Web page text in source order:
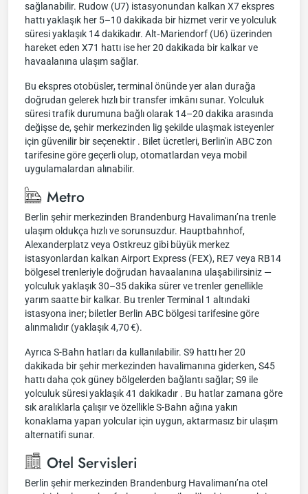
sağlanabilir. Rudow (U7) istasyonundan kalkan X7 ekspres
hattı yaklaşık her 5–10 dakikada bir hizmet verir ve yolculuk
süresi yaklaşık 14 dakikadır. Alt‑Mariendorf (U6) üzerinden
hareket eden X71 hattı ise her 20 dakikada bir kalkar ve
havaalanına ulaşım sağlar.
Bu ekspres otobüsler, terminal önünde yer alan durağa
doğrudan gelerek hızlı bir transfer imkânı sunar. Yolculuk
süresi trafik durumuna bağlı olarak 14–20 dakika arasında
değişse de, şehir merkezinden lig şekilde ulaşmak isteyenler
için güvenilir bir seçenektir . Bilet ücretleri, Berlin'in ABC zon
tarifesine göre geçerli olup, otomatlardan veya mobil
uygulamalardan alınabilir.
Metro
Berlin şehir merkezinden Brandenburg Havalimanı’na trenle
ulaşım oldukça hızlı ve sorunsuzdur. Hauptbahnhof,
Alexanderplatz veya Ostkreuz gibi büyük merkez
istasyonlardan kalkan Airport Express (FEX), RE7 veya RB14
bölgesel trenleriyle doğrudan havaalanına ulaşabilirsiniz —
yolculuk yaklaşık 30–35 dakika sürer ve trenler genellikle
yarım saatte bir kalkar. Bu trenler Terminal 1 altındaki
istasyona iner; biletler Berlin ABC bölgesi tarifesine göre
alınmalıdır (yaklaşık 4,70 €).
Ayrıca S-Bahn hatları da kullanılabilir. S9 hattı her 20
dakikada bir şehir merkezinden havalimanına giderken, S45
hattı daha çok güney bölgelerden bağlantı sağlar; S9 ile
yolculuk süresi yaklaşık 41 dakikadır . Bu hatlar zamana göre
sık aralıklarla çalışır ve özellikle S-Bahn ağına yakın
konaklama yapan yolcular için uygun, aktarmasız bir ulaşım
alternatifi sunar.
Otel Servisleri
Berlin şehir merkezinden Brandenburg Havalimanı’na otel